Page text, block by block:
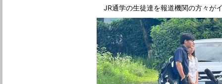
JR通学の生徒達を報道機関の方々が